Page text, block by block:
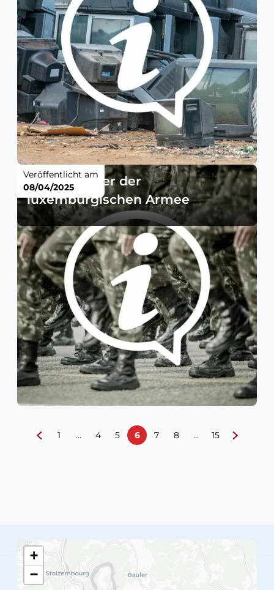
Test-Manöver der
luxemburgischen Armee
Veröffentlicht am
08/04/2025
1 … 4 5 6 7 8 … 15
+
−